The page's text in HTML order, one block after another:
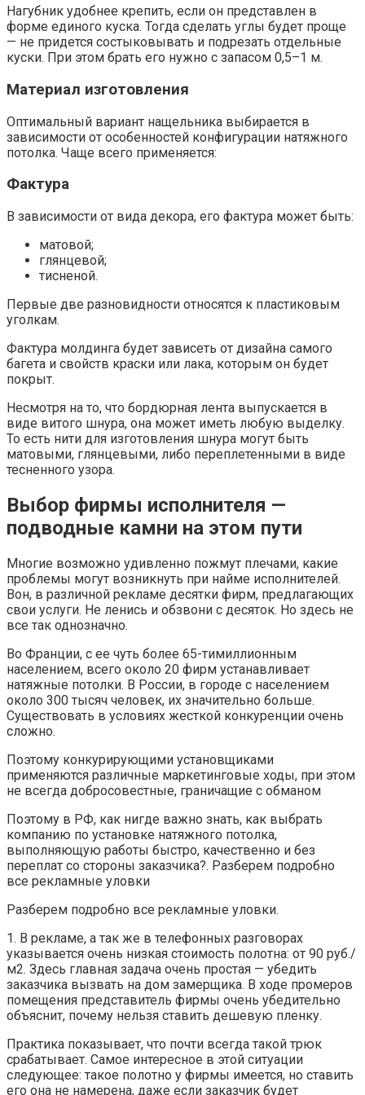
Нагубник удобнее крепить, если он представлен в
форме единого куска. Тогда сделать углы будет проще
— не придется состыковывать и подрезать отдельные
куски. При этом брать его нужно с запасом 0,5–1 м.
Материал изготовления
Оптимальный вариант нащельника выбирается в
зависимости от особенностей конфигурации натяжного
потолка. Чаще всего применяется:
Фактура
В зависимости от вида декора, его фактура может быть:
матовой;
глянцевой;
тисненой.
Первые две разновидности относятся к пластиковым
уголкам.
Фактура молдинга будет зависеть от дизайна самого
багета и свойств краски или лака, которым он будет
покрыт.
Несмотря на то, что бордюрная лента выпускается в
виде витого шнура, она может иметь любую выделку.
То есть нити для изготовления шнура могут быть
матовыми, глянцевыми, либо переплетенными в виде
тесненного узора.
Выбор фирмы исполнителя —
подводные камни на этом пути
Многие возможно удивленно пожмут плечами, какие
проблемы могут возникнуть при найме исполнителей.
Вон, в различной рекламе десятки фирм, предлагающих
свои услуги. Не ленись и обзвони с десяток. Но здесь не
все так однозначно.
Во Франции, с ее чуть более 65-тимиллионным
населением, всего около 20 фирм устанавливает
натяжные потолки. В России, в городе с населением
около 300 тысяч человек, их значительно больше.
Существовать в условиях жесткой конкуренции очень
сложно.
Поэтому конкурирующими установщиками
применяются различные маркетинговые ходы, при этом
не всегда добросовестные, граничащие с обманом
Поэтому в РФ, как нигде важно знать, как выбрать
компанию по установке натяжного потолка,
выполняющую работы быстро, качественно и без
переплат со стороны заказчика?. Разберем подробно
все рекламные уловки
Разберем подробно все рекламные уловки.
1. В рекламе, а так же в телефонных разговорах
указывается очень низкая стоимость полотна: от 90 руб./
м2. Здесь главная задача очень простая — убедить
заказчика вызвать на дом замерщика. В ходе промеров
помещения представитель фирмы очень убедительно
объяснит, почему нельзя ставить дешевую пленку.
Практика показывает, что почти всегда такой трюк
срабатывает. Самое интересное в этой ситуации
следующее: такое полотно у фирмы имеется, но ставить
его она не намерена, даже если заказчик будет